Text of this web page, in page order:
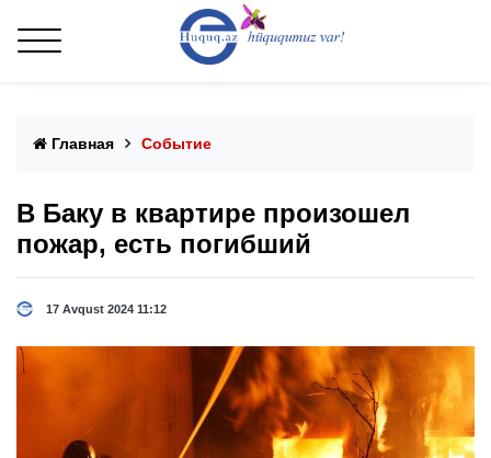
Главная Событие
В Баку в квартире произошел
пожар, есть погибший
17 Avqust 2024 11:12